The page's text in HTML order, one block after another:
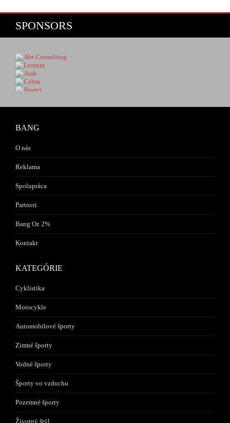
SPONSORS
BANG
O nás
Reklama
Spolupráca
Partneri
Bang Oz 2%
Kontakt
KATEGÓRIE
Cyklistika
Motocykle
Automobilové športy
Zimné športy
Vodné športy
Športy vo vzduchu
Pozemné športy
Životný štýl